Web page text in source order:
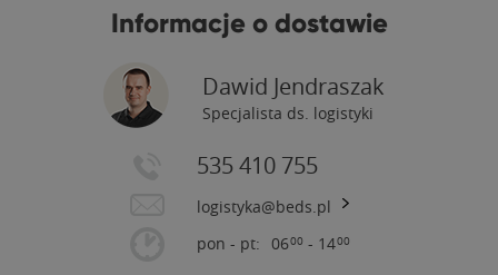
Informacje o dostawie
Dawid Jendraszak
Specjalista ds. logistyki
535 410 755
logistyka@beds.pl
pon - pt: 0600 - 1400